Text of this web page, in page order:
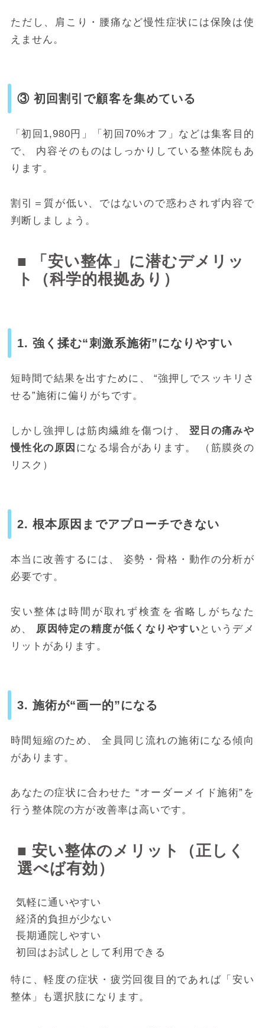
ただし、肩こり・腰痛など慢性症状には保険は使
えません。
③ 初回割引で顧客を集めている
「初回1,980円」「初回70%オフ」などは集客目的
で、 内容そのものはしっかりしている整体院もあ
ります。
割引＝質が低い、ではないので惑わされず内容で
判断しましょう。
■ 「安い整体」に潜むデメリッ
ト（科学的根拠あり）
1. 強く揉む“刺激系施術”になりやすい
短時間で結果を出すために、 “強押しでスッキリさ
せる”施術に偏りがちです。
しかし強押しは筋肉繊維を傷つけ、 翌日の痛みや
慢性化の原因 になる場合があります。 （筋膜炎の
リスク）
2. 根本原因までアプローチできない
本当に改善するには、 姿勢・骨格・動作の分析が
必要です。
安い整体は時間が取れず検査を省略しがちなた
め、 原因特定の精度が低くなりやすい というデメ
リットがあります。
3. 施術が“画一的”になる
時間短縮のため、 全員同じ流れの施術になる傾向
があります。
あなたの症状に合わせた “オーダーメイド施術”を
行う整体院の方が改善率は高いです。
■ 安い整体のメリット（正しく
選べば有効）
気軽に通いやすい
経済的負担が少ない
長期通院しやすい
初回はお試しとして利用できる
特に、軽度の症状・疲労回復目的であれば「安い
整体」も選択肢になります。